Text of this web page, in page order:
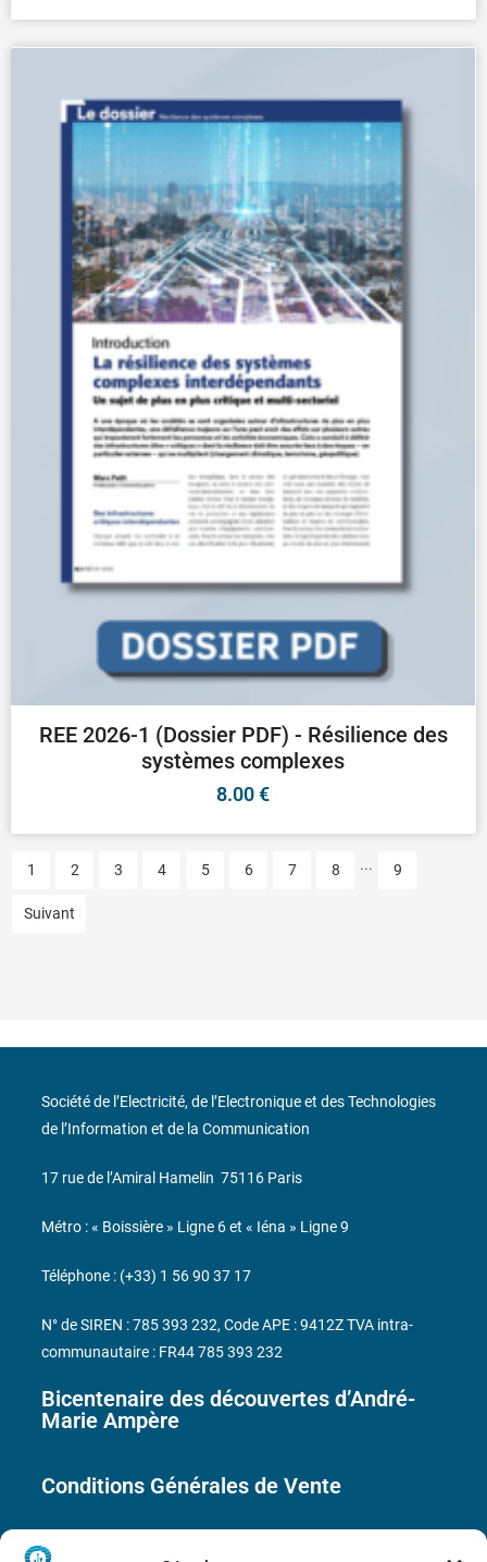
REE 2026-1 (Dossier PDF) - Résilience des
systèmes complexes
8.00€
1 2 3 4 5 6 7 8 ... 9
Suivant
Bicentenaire des découvertes d’André-
Marie Ampère
Conditions Générales de Vente
Mentions légales
Société de l’Electricité, de l’Electronique et des Technologies
de l’Information et de la Communication
17 rue de l’Amiral Hamelin 75116 Paris
Métro : « Boissière » Ligne 6 et « Iéna » Ligne 9
Téléphone : (+33) 1 56 90 37 17
N° de SIREN : 785 393 232, Code APE : 9412Z TVA intra-
communautaire : FR44 785 393 232